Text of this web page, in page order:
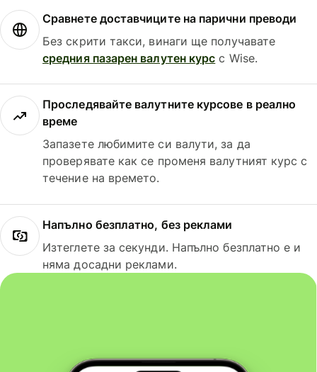
Сравнете доставчиците на парични преводи
Без скрити такси, винаги ще получавате
средния пазарен валутен курс с Wise.
Проследявайте валутните курсове в реално
време
Запазете любимите си валути, за да
проверявате как се променя валутният курс с
течение на времето.
Напълно безплатно, без реклами
Изтеглете за секунди. Напълно безплатно е и
няма досадни реклами.